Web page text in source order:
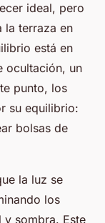
ideal, pero
la terraza en
está en
ocultación, un
punto, los
su equilibrio:
bolsas de
la luz se
los
y sombra. Este